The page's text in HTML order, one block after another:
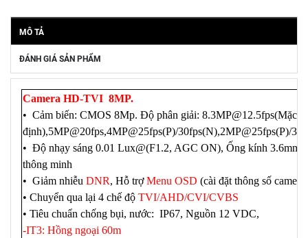
MÔ TẢ
ĐÁNH GIÁ SẢN PHẨM
Camera HD-TVI 8MP.
• Cảm biến: CMOS 8Mp. Độ phân giải: 8.3MP@12.5fps(Mặc
định),5MP@20fps,4MP@25fps(P)/30fps(N),2MP@25fps(P)/
• Độ nhạy sáng 0.01 Lux@(F1.2, AGC ON), Ống kính 3.6mm
thông minh
• Giảm nhiễu DNR, Hỗ trợMenu OSD (cài đặt thông số
• Chuyển qua lại 4 chế độ TVI/AHD/CVI/CVBS
• Tiêu chuẩn chống bụi, nước: IP67, Nguồn 12 VDC,
-IT3: Hồng ngoại 60m